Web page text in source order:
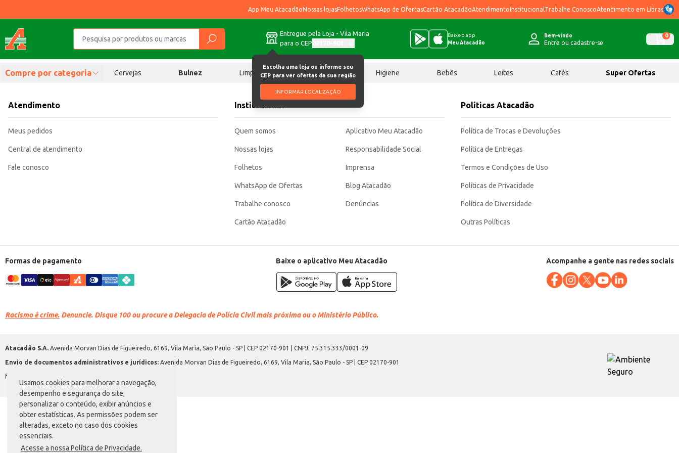
Usamos cookies para melhorar a navegação,
desempenho e segurança do site,
personalizar o conteúdo, exibir anúncios e
obter estatísticas. As permissões podem ser
alteradas, exceto no caso dos cookies
essenciais.
Acesse a nossa Política de Privacidade.
App Meu AtacadãoNossas lojasFolhetosWhatsApp de OfertasCartão AtacadãoAtendimentoInstitucional Trabalhe ConoscoAtendimento em Libras
Entregue pela Loja - Vila Maria
para o CEP
Escolha uma loja ou informe seu
CEP para ver ofertas da sua região
INFORMAR LOCALIZAÇÃO
Baixe o app
Meu Atacadão
Bem-vindo
Entre ou cadastre-se
0
Compre por categoria Cervejas Bulnez Limpeza Chocolates Higiene Bebês Leites Cafés Super Ofertas
Atendimento
Meus pedidos
Central de atendimento
Fale conosco
Institucional
Quem somos
Nossas lojas
Folhetos
WhatsApp de Ofertas
Trabalhe conosco
Cartão Atacadão
Aplicativo Meu Atacadão
Responsabilidade Social
Imprensa
Blog Atacadão
Denúncias
Políticas Atacadão
Política de Trocas e Devoluções
Política de Entregas
Termos e Condições de Uso
Políticas de Privacidade
Política de Diversidade
Outras Políticas
Formas de pagamento Baixe o aplicativo Meu Atacadão Acompanhe a gente nas redes sociais
Racismo é crime. Denuncie. Disque 100 ou procure a Delegacia de Polícia Civil mais próxima ou o Ministério Público.
Atacadão S.A. Avenida Morvan Dias de Figueiredo, 6169, Vila Maria, São Paulo - SP | CEP 02170-901 | CNPJ: 75.315.333/0001-09
Envio de documentos administrativos e jurídicos: Avenida Morvan Dias de Figueiredo, 6169, Vila Maria, São Paulo - SP | CEP 02170-901
faleconosco@atacadao.com.br